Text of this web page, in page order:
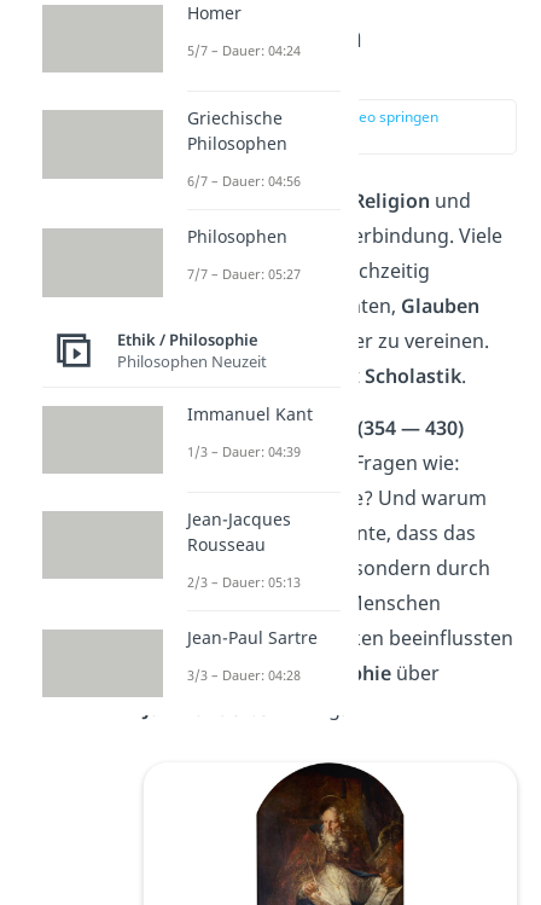
Philosophen im
Mittelalter
zur Stelle im Video springen
(01:46)
Religion und
Philosophiein enger Verbindung. Viele
Philosophen waren gleichzeitig
Theologen
und versuchten, Glauben
und Denken miteinander zu vereinen.
Diese Verbindung heißtScholastik.
Augustinus von Hippo (354 — 430)
Augustinus stellte sich Fragen wie:
Woher kommt das Böse? Und warum
lässt Gott es zu? Er meinte, dass das
Böse nicht durch Gott, sondern durch
des Menschen
entstand. Seine Gedanken beeinflussten
christliche Philosophieüber
Homer
5/7 – Dauer: 04:24
Griechische
Philosophen
6/7 – Dauer: 04:56
Philosophen
7/7 – Dauer: 05:27
Ethik / Philosophie
Philosophen Neuzeit
Immanuel Kant
1/3 – Dauer: 04:39
Jean-Jacques
Rousseau
2/3 – Dauer: 05:13
Jean-Paul Sartre
3/3 – Dauer: 04:28